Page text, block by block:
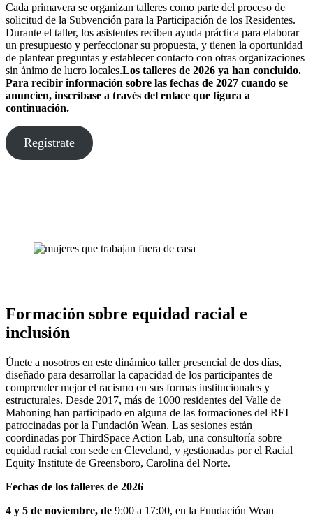
Cada primavera se organizan talleres como parte del proceso de
solicitud de la Subvención para la Participación de los Residentes.
Durante el taller, los asistentes reciben ayuda práctica para elaborar
un presupuesto y perfeccionar su propuesta, y tienen la oportunidad
de plantear preguntas y establecer contacto con otras organizaciones
sin ánimo de lucro locales.Los talleres de 2026 ya han concluido.
Para recibir información sobre las fechas de 2027 cuando se
anuncien, inscríbase a través del enlace que figura a
continuación.
Regístrate
Formación sobre equidad racial e
inclusión
Únete a nosotros en este dinámico taller presencial de dos días,
diseñado para desarrollar la capacidad de los participantes de
comprender mejor el racismo en sus formas institucionales y
estructurales. Desde 2017, más de 1000 residentes del Valle de
Mahoning han participado en alguna de las formaciones del REI
patrocinadas por la Fundación Wean. Las sesiones están
coordinadas por ThirdSpace Action Lab, una consultoría sobre
equidad racial con sede en Cleveland, y gestionadas por el Racial
Equity Institute de Greensboro, Carolina del Norte.
Fechas de los talleres de 2026
4 y 5 de noviembre, de 9:00 a 17:00, en la Fundación Wean